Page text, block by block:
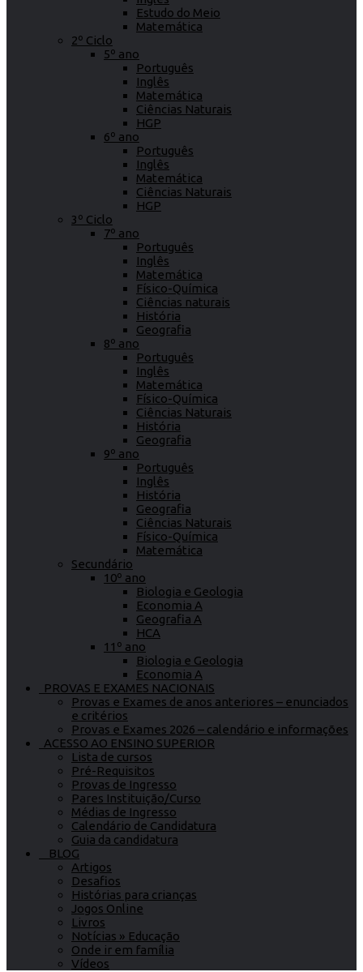
Estudo do Meio
Matemática
2º Ciclo
5º ano
Português
Inglês
Matemática
Ciências Naturais
HGP
6º ano
Português
Inglês
Matemática
Ciências Naturais
HGP
3º Ciclo
7º ano
Português
Inglês
Matemática
Físico-Química
Ciências naturais
História
Geografia
8º ano
Português
Inglês
Matemática
Físico-Química
Ciências Naturais
História
Geografia
9º ano
Português
Inglês
História
Geografia
Ciências Naturais
Físico-Química
Matemática
Secundário
10º ano
Biologia e Geologia
Economia A
Geografia A
HCA
11º ano
Biologia e Geologia
Economia A
PROVAS E EXAMES NACIONAIS
Provas e Exames de anos anteriores – enunciados
e critérios
Provas e Exames 2026 – calendário e informações
ACESSO AO ENSINO SUPERIOR
Lista de cursos
Pré-Requisitos
Provas de Ingresso
Pares Instituição/Curso
Médias de Ingresso
Calendário de Candidatura
Guia da candidatura
BLOG
Artigos
Desafios
Histórias para crianças
Jogos Online
Livros
Notícias » Educação
Onde ir em família
Vídeos